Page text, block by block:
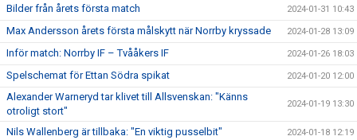
Bilder från årets första match 2024-01-31 10:43
Max Andersson årets första målskytt när Norrby kryssade 2024-01-28 13:09
Inför match: Norrby IF – Tvååkers IF 2024-01-26 18:03
Spelschemat för Ettan Södra spikat 2024-01-20 12:00
Alexander Warneryd tar klivet till Allsvenskan: "Känns
otroligt stort"
2024-01-19 13:30
Nils Wallenberg är tillbaka: "En viktig pusselbit" 2024-01-18 12:19